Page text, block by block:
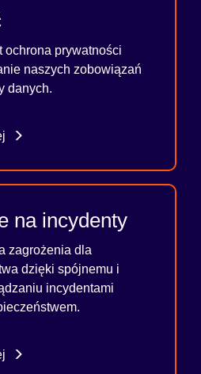
ochrona prywatności
naszych zobowiązań
danych.
na incydenty
zagrożenia dla
dzięki spójnemu i
incydentami